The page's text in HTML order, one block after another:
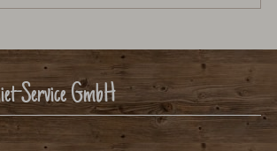
Service GmbH